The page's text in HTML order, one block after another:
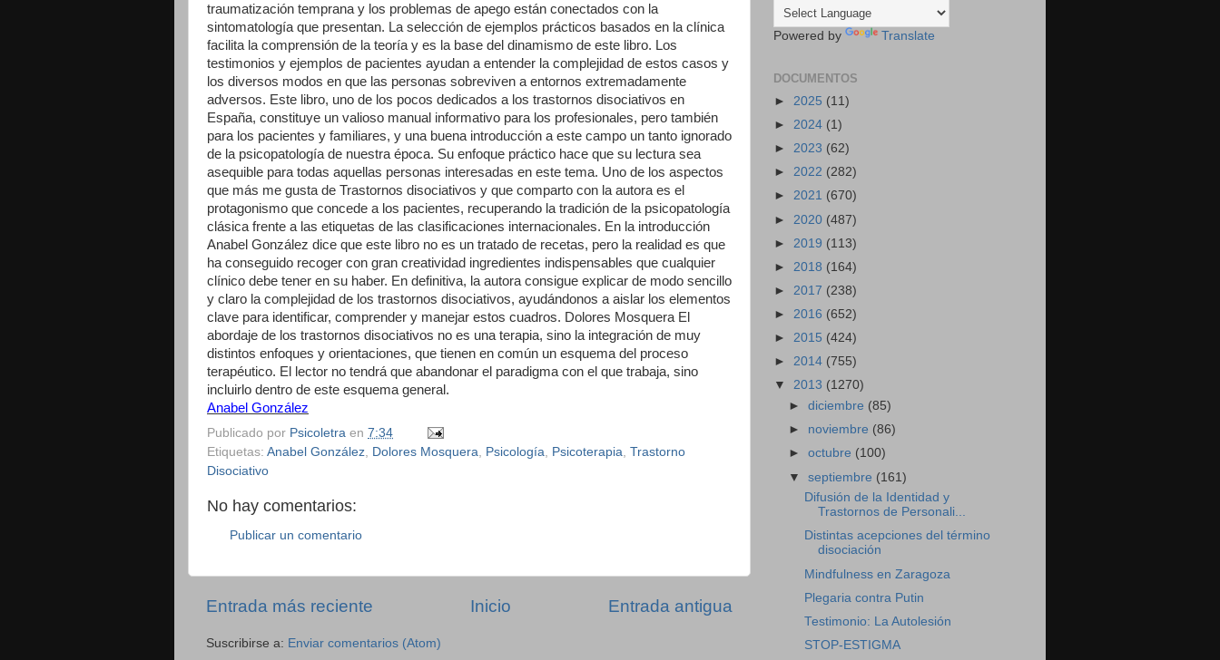
traumatización temprana y los problemas de apego están conectados con la
sintomatología que presentan. La selección de ejemplos prácticos basados en la clínica
facilita la comprensión de la teoría y es la base del dinamismo de este libro. Los
testimonios y ejemplos de pacientes ayudan a entender la complejidad de estos casos y
los diversos modos en que las personas sobreviven a entornos extremadamente
adversos. Este libro, uno de los pocos dedicados a los trastornos disociativos en
España, constituye un valioso manual informativo para los profesionales, pero también
para los pacientes y familiares, y una buena introducción a este campo un tanto ignorado
de la psicopatología de nuestra época. Su enfoque práctico hace que su lectura sea
asequible para todas aquellas personas interesadas en este tema. Uno de los aspectos
que más me gusta de Trastornos disociativos y que comparto con la autora es el
protagonismo que concede a los pacientes, recuperando la tradición de la psicopatología
clásica frente a las etiquetas de las clasificaciones internacionales. En la introducción
Anabel González dice que este libro no es un tratado de recetas, pero la realidad es que
ha conseguido recoger con gran creatividad ingredientes indispensables que cualquier
clínico debe tener en su haber. En definitiva, la autora consigue explicar de modo sencillo
y claro la complejidad de los trastornos disociativos, ayudándonos a aislar los elementos
clave para identificar, comprender y manejar estos cuadros. Dolores Mosquera El
abordaje de los trastornos disociativos no es una terapia, sino la integración de muy
distintos enfoques y orientaciones, que tienen en común un esquema del proceso
terapéutico. El lector no tendrá que abandonar el paradigma con el que trabaja, sino
incluirlo dentro de este esquema general.
Anabel González
Publicado por Psicoletra en 7:34
Etiquetas: Anabel González Dolores Mosquera Psicología Psicoterapia Trastorno
Disociativo
No hay comentarios:
Publicar un comentario
Entrada más reciente Entrada antigua
Inicio
Suscribirse a: Enviar comentarios (Atom)
Powered by Translate
DOCUMENTOS
► 2025 (11)
► 2024 (1)
► 2023 (62)
► 2022 (282)
► 2021 (670)
► 2020 (487)
► 2019 (113)
► 2018 (164)
► 2017 (238)
► 2016 (652)
► 2015 (424)
► 2014 (755)
▼ 2013 (1270)
►diciembre (85)
► noviembre (86)
►octubre (100)
▼septiembre (161)
Difusión de la Identidad y
Trastornos de Personali...
Distintas acepciones del término
disociación
Mindfulness en Zaragoza
Plegaria contra Putin
Testimonio: La Autolesión
STOP-ESTIGMA